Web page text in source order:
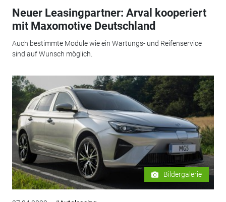
Neuer Leasingpartner: Arval kooperiert
mit Maxomotive Deutschland
Auch bestimmte Module wie ein Wartungs- und Reifenservice
sind auf Wunsch möglich.
Bildergalerie